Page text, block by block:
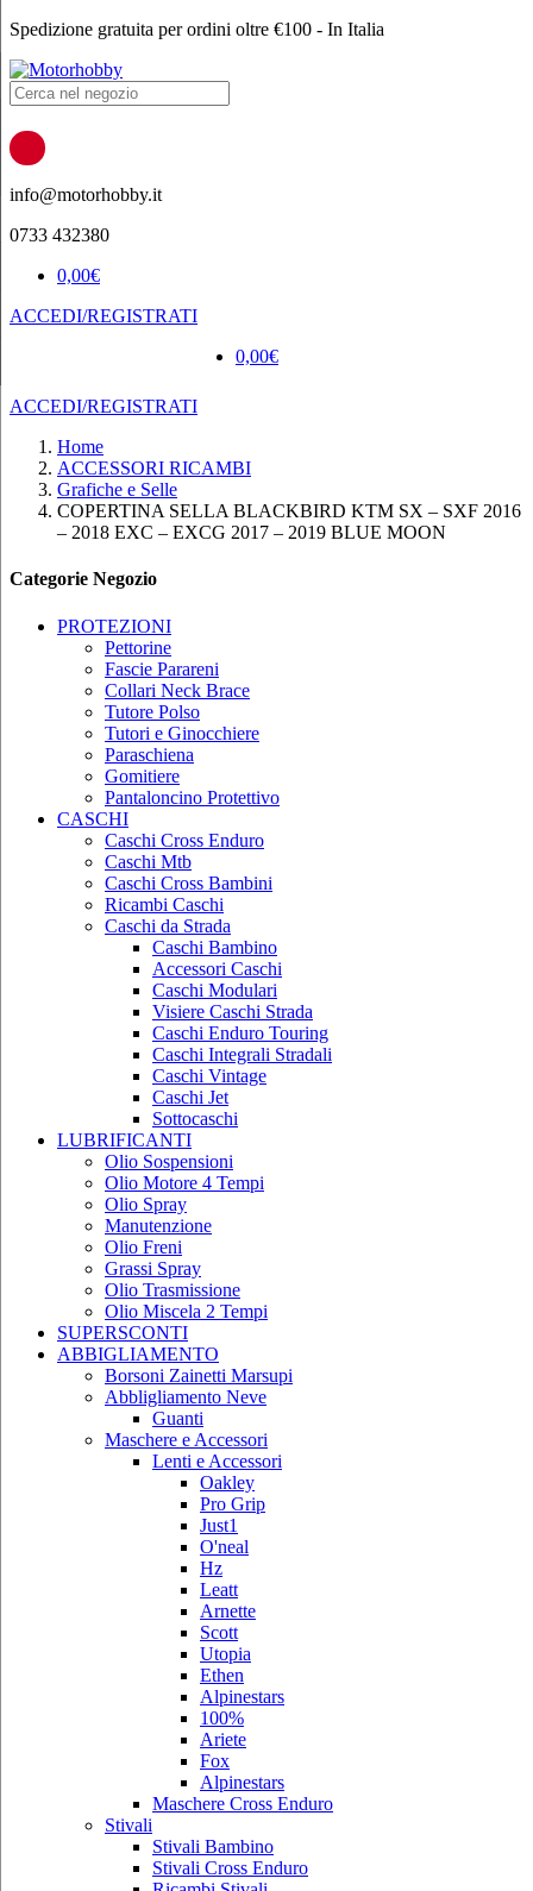
Spedizione gratuita per ordini oltre €100 - In Italia
Products
search
info@motorhobby.it
0733 432380
0,00€
ACCEDI/REGISTRATI
0,00€
ACCEDI/REGISTRATI
Home
ACCESSORI RICAMBI
Grafiche e Selle
COPERTINA SELLA BLACKBIRD KTM SX – SXF 2016
– 2018 EXC – EXCG 2017 – 2019 BLUE MOON
Categorie Negozio
PROTEZIONI
Pettorine
Fascie Parareni
Collari Neck Brace
Tutore Polso
Tutori e Ginocchiere
Paraschiena
Gomitiere
Pantaloncino Protettivo
CASCHI
Caschi Cross Enduro
Caschi Mtb
Caschi Cross Bambini
Ricambi Caschi
Caschi da Strada
Caschi Bambino
Accessori Caschi
Caschi Modulari
Visiere Caschi Strada
Caschi Enduro Touring
Caschi Integrali Stradali
Caschi Vintage
Caschi Jet
Sottocaschi
LUBRIFICANTI
Olio Sospensioni
Olio Motore 4 Tempi
Olio Spray
Manutenzione
Olio Freni
Grassi Spray
Olio Trasmissione
Olio Miscela 2 Tempi
SUPERSCONTI
ABBIGLIAMENTO
Borsoni Zainetti Marsupi
Abbligliamento Neve
Guanti
Maschere e Accessori
Lenti e Accessori
Oakley
Pro Grip
Just1
O'neal
Hz
Leatt
Arnette
Scott
Utopia
Ethen
Alpinestars
100%
Ariete
Fox
Alpinestars
Maschere Cross Enduro
Stivali
Stivali Bambino
Stivali Cross Enduro